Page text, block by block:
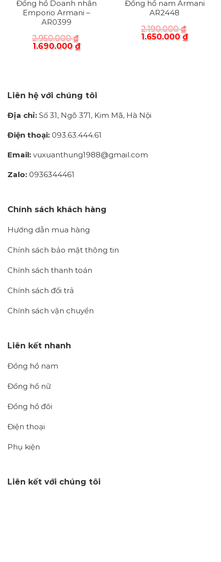
Đồng hồ Doanh nhân
Emporio Armani –
AR0399
2.950.000₫
1.690.000₫
Đồng hồ nam Armani
AR2448
2.190.000₫
1.650.000₫
Liên hệ với chúng tôi
Địa chỉ: Số 31, Ngõ 371, Kim Mã, Hà Nội
Điện thoại: 093.63.444.61
Email: vuxuanthung1988@gmail.com
Zalo: 0936344461
Chính sách khách hàng
Hướng dẫn mua hàng
Chính sách bảo mật thông tin
Chính sách thanh toán
Chính sách đổi trả
Chính sách vận chuyển
Liên kết nhanh
Đồng hồ nam
Đồng hồ nữ
Đồng hồ đôi
Điện thoại
Phụ kiện
Liên kết với chúng tôi